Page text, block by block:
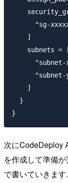
"sg-
    ]
subnets =
    ]
  }
次にCodeDeploy
を作成して準備
で書いていきま